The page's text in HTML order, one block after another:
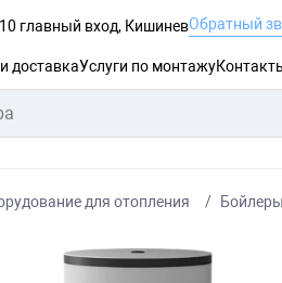
главный вход, КишиневОбратный
доставкаУслуги по монтажу
для отопления